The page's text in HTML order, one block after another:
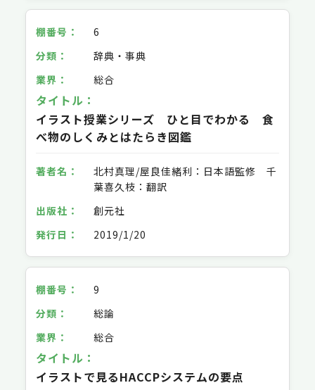
6
辞典・事典
総合
イラスト授業シリーズ ひと目でわかる 食
べ物のしくみとはたらき図鑑
北村真理/屋良佳緒利：日本語監修 千
葉喜久枝：翻訳
創元社
2019/1/20
9
総論
総合
イラストで見るHACCPシステムの要点